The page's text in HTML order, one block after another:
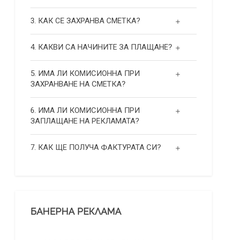
3. КАК СЕ ЗАХРАНВА СМЕТКА?
4. КАКВИ СА НАЧИНИТЕ ЗА ПЛАЩАНЕ?
5. ИМА ЛИ КОМИСИОННА ПРИ
ЗАХРАНВАНЕ НА СМЕТКА?
6. ИМА ЛИ КОМИСИОННА ПРИ
ЗАПЛАЩАНЕ НА РЕКЛАМАТА?
7. КАК ЩЕ ПОЛУЧА ФАКТУРАТА СИ?
БАНЕРНА РЕКЛАМА